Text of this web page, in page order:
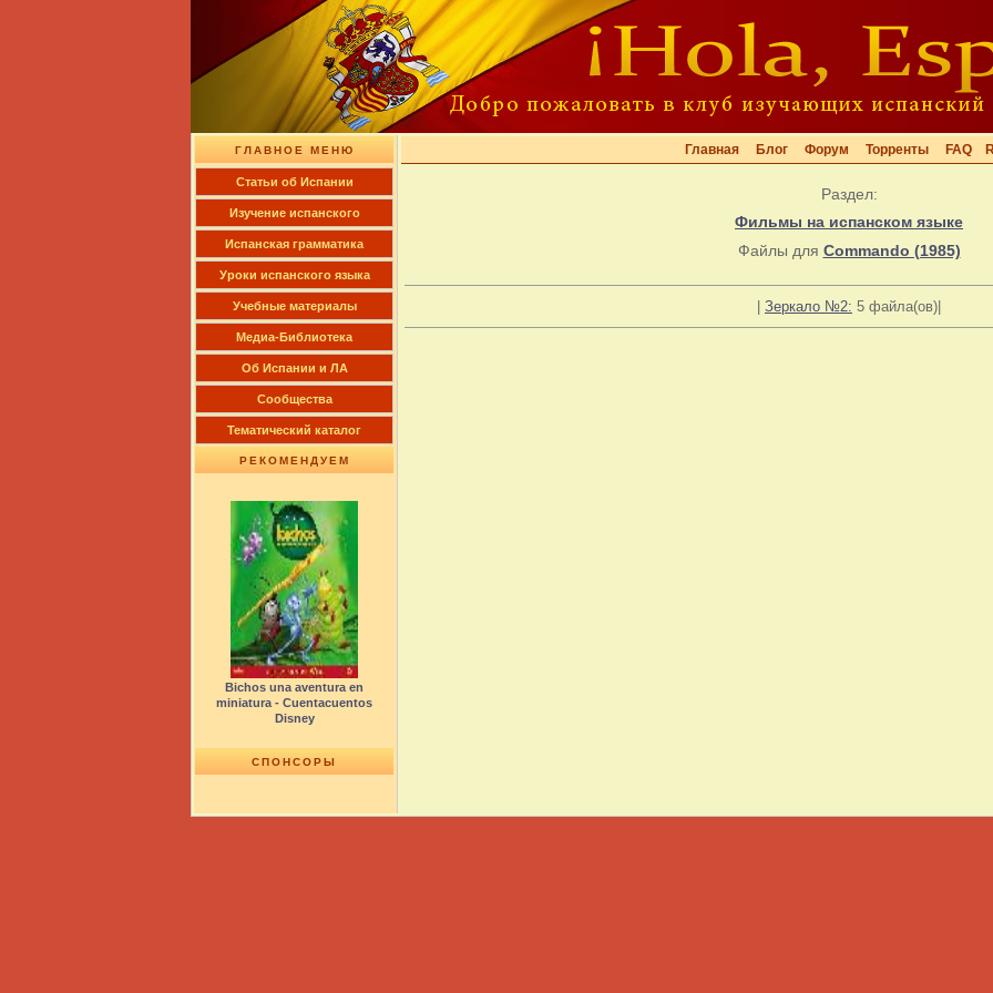
ГЛАВНОЕ МЕНЮ
Cтатьи об Испании
Изучение испанского
Испанская грамматика
Уроки испанского языка
Учебные материалы
Медиа-Библиотека
Об Испании и ЛА
Сообщества
Тематический каталог
РЕКОМЕНДУЕМ
Bichos una aventura en
miniatura - Cuentacuentos
Disney
СПОНСОРЫ
Главная Блог Форум Торренты FAQ
Раздел:
Фильмы на испанском языке
Файлы для Commando (1985)
Зеркало №2: 5 файла(ов)|